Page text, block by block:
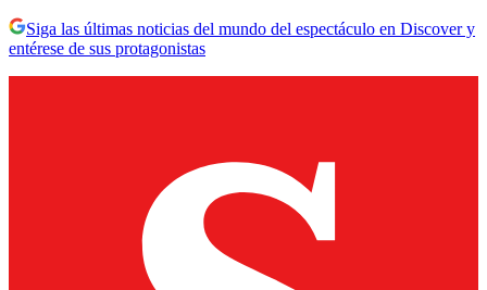
Siga las últimas noticias del mundo del espectáculo en Discover y
entérese de sus protagonistas